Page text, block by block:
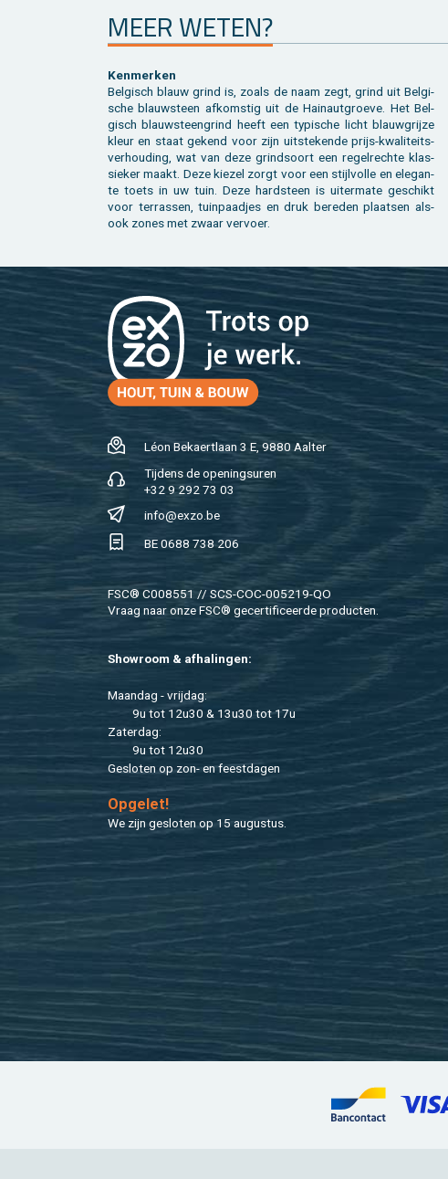
MEER WETEN?
Ken­mer­ken
Bel­gisch blauw grind is, zoals de naam zegt, grind uit Bel­gi­
sche blauw­steen af­kom­stig uit de Hainautgroe­ve. Het Bel­
gisch blauw­steen­grind heeft een ty­pi­sche licht blauw­grij­ze
kleur en staat ge­kend voor zijn uit­ste­ken­de prijs-kwa­li­teits­
ver­hou­ding, wat van deze grind­soort een re­gel­rech­te klas­
sie­ker maakt. Deze kie­zel zorgt voor een stijl­vol­le en ele­gan­
te toets in uw tuin. Deze hard­steen is ui­ter­ma­te ge­schikt
voor ter­ras­sen, tuin­paad­jes en druk be­re­den plaat­sen als­
ook zones met zwaar ver­voer.
Léon Be­kaert­laan 3 E, 9880 Aal­ter
Tij­dens de ope­nings­uren
+32 9 292 73 03
info@​exzo.​be
BE 0688 738 206
FSC® C008551 // SCS-COC-005219-QO
Vraag naar onze FSC® ge­cer­ti­fi­ceer­de pro­duc­ten.
Show­room & af­ha­lin­gen:
Maan­dag - vrij­dag:
9u tot 12u30 & 13u30 tot 17u
Za­ter­dag:
9u tot 12u30
Ge­slo­ten op zon- en feest­da­gen
Op­ge­let!
We zijn ge­slo­ten op 15 au­gus­tus.